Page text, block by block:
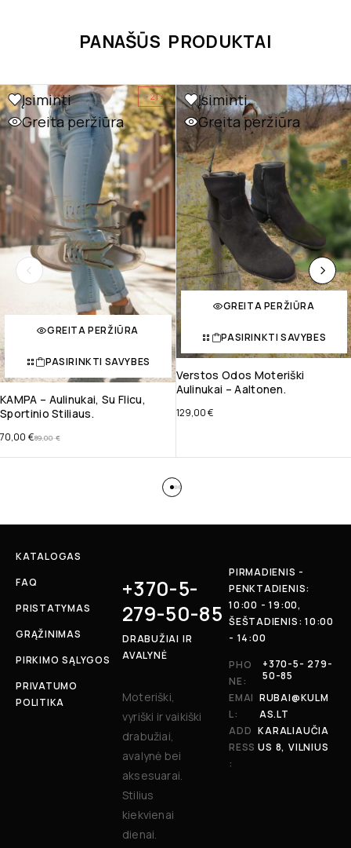
PANAŠŪS PRODUKTAI
-21%
Įsiminti
Greita peržiūra
GREITA PERŽIŪRA
PASIRINKTI SAVYBES
KAMPA – Aulinukai, Su Flicu,
Sportinio Stiliaus.
89,00€
70,00 €
Įsiminti
Greita peržiūra
GREITA PERŽIŪRA
PASIRINKTI SAVYBES
Verstos Odos Moteriški
Aulinukai – Aaltonen.
129,00€
KATALOGAS
FAQ
PRISTATYMAS
GRĄŽINIMAS
PIRKIMO SĄLYGOS
PRIVATUMO
POLITIKA
+370-5-
279-50-85
DRABUŽIAI IR
AVALYNĖ
Moteriški,
vyriški ir vaikiški
drabužiai,
avalynė bei
aksesuarai.
Stilius
kiekvienai
dienai.
PIRMADIENIS -
PENKTADIENIS:
10:00 - 19:00,
ŠEŠTADIENIS: 10:00
- 14:00
PHO
NE:
+370-5- 279-
50-85
EMAI
L:
RUBAI@KULM
AS.LT
ADD
RESS
:
KARALIAUČIA
US 8, VILNIUS